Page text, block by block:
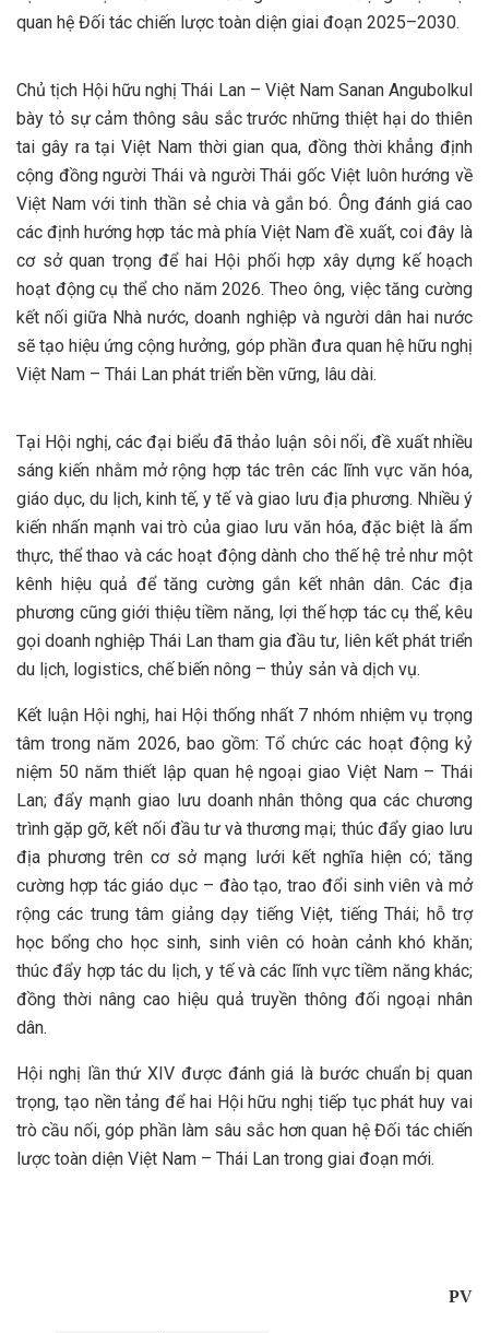
quan hệ Đối tác chiến lược toàn diện giai đoạn 2025–2030.
Chủ tịch Hội hữu nghị Thái Lan – Việt Nam Sanan Angubolkul
bày tỏ sự cảm thông sâu sắc trước những thiệt hại do thiên
tai gây ra tại Việt Nam thời gian qua, đồng thời khẳng định
cộng đồng người Thái và người Thái gốc Việt luôn hướng về
Việt Nam với tinh thần sẻ chia và gắn bó. Ông đánh giá cao
các định hướng hợp tác mà phía Việt Nam đề xuất, coi đây là
cơ sở quan trọng để hai Hội phối hợp xây dựng kế hoạch
hoạt động cụ thể cho năm 2026. Theo ông, việc tăng cường
kết nối giữa Nhà nước, doanh nghiệp và người dân hai nước
sẽ tạo hiệu ứng cộng hưởng, góp phần đưa quan hệ hữu nghị
Việt Nam – Thái Lan phát triển bền vững, lâu dài.
Tại Hội nghị, các đại biểu đã thảo luận sôi nổi, đề xuất nhiều
sáng kiến nhằm mở rộng hợp tác trên các lĩnh vực văn hóa,
giáo dục, du lịch, kinh tế, y tế và giao lưu địa phương. Nhiều ý
kiến nhấn mạnh vai trò của giao lưu văn hóa, đặc biệt là ẩm
thực, thể thao và các hoạt động dành cho thế hệ trẻ như một
kênh hiệu quả để tăng cường gắn kết nhân dân. Các địa
phương cũng giới thiệu tiềm năng, lợi thế hợp tác cụ thể, kêu
gọi doanh nghiệp Thái Lan tham gia đầu tư, liên kết phát triển
du lịch, logistics, chế biến nông – thủy sản và dịch vụ.
Kết luận Hội nghị, hai Hội thống nhất 7 nhóm nhiệm vụ trọng
tâm trong năm 2026, bao gồm: Tổ chức các hoạt động kỷ
niệm 50 năm thiết lập quan hệ ngoại giao Việt Nam – Thái
Lan; đẩy mạnh giao lưu doanh nhân thông qua các chương
trình gặp gỡ, kết nối đầu tư và thương mại; thúc đẩy giao lưu
địa phương trên cơ sở mạng lưới kết nghĩa hiện có; tăng
cường hợp tác giáo dục – đào tạo, trao đổi sinh viên và mở
rộng các trung tâm giảng dạy tiếng Việt, tiếng Thái; hỗ trợ
học bổng cho học sinh, sinh viên có hoàn cảnh khó khăn;
thúc đẩy hợp tác du lịch, y tế và các lĩnh vực tiềm năng khác;
đồng thời nâng cao hiệu quả truyền thông đối ngoại nhân
dân.
Hội nghị lần thứ XIV được đánh giá là bước chuẩn bị quan
trọng, tạo nền tảng để hai Hội hữu nghị tiếp tục phát huy vai
trò cầu nối, góp phần làm sâu sắc hơn quan hệ Đối tác chiến
lược toàn diện Việt Nam – Thái Lan trong giai đoạn mới.
PV